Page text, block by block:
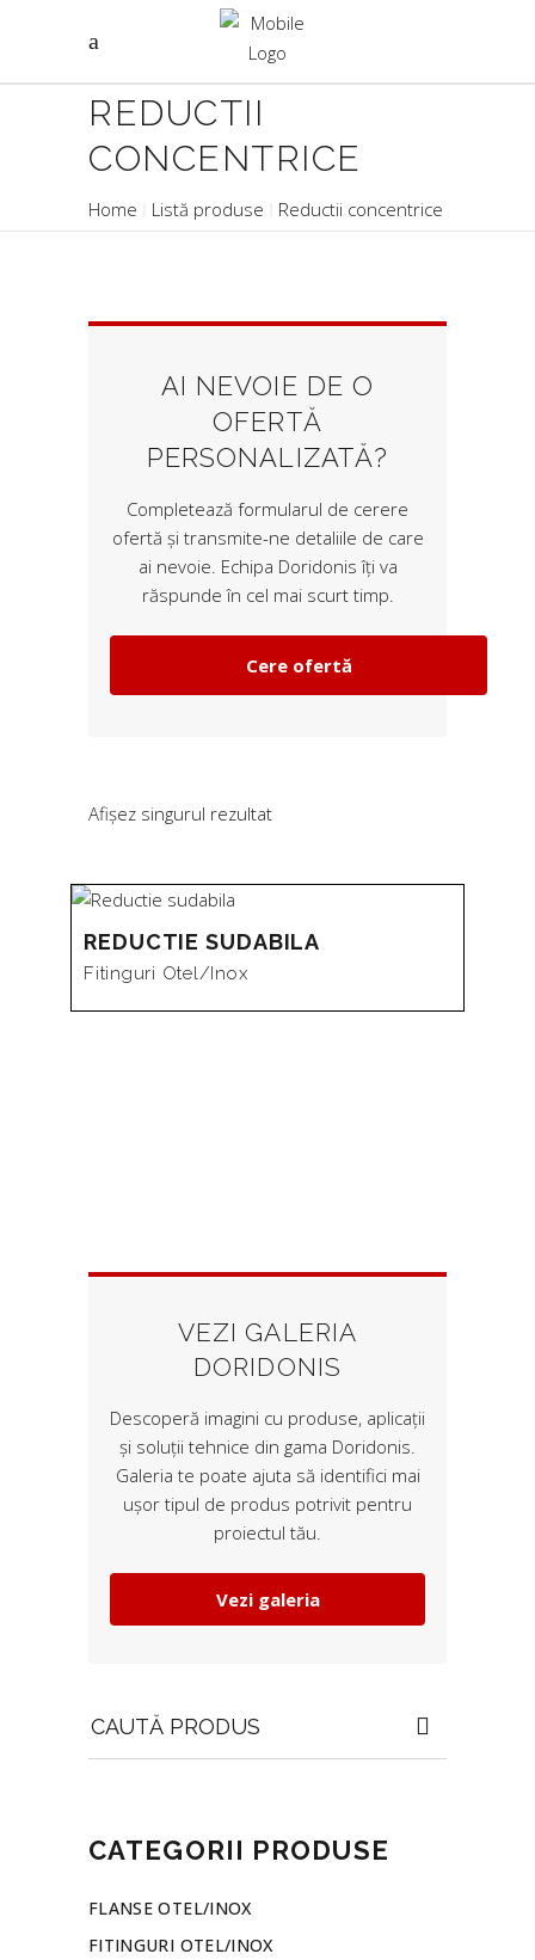
REDUCTII
CONCENTRICE
Home Listă produse Reductii concentrice
AI NEVOIE DE O
OFERTĂ
PERSONALIZATĂ?
Completează formularul de cerere
ofertă și transmite-ne detaliile de care
ai nevoie. Echipa Doridonis îți va
răspunde în cel mai scurt timp.
Cere ofertă
Afișez singurul rezultat
REDUCTIE SUDABILA
Fitinguri Otel/inox
VEZI GALERIA
DORIDONIS
Descoperă imagini cu produse, aplicații
și soluții tehnice din gama Doridonis.
Galeria te poate ajuta să identifici mai
ușor tipul de produs potrivit pentru
proiectul tău.
Vezi galeria
for:
CATEGORII PRODUSE
FLANSE OTEL/INOX
FITINGURI OTEL/INOX